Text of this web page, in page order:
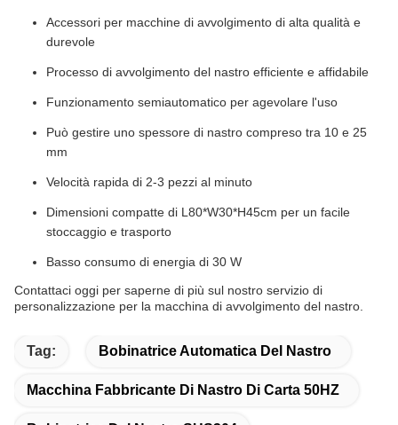
Accessori per macchine di avvolgimento di alta qualità e
durevole
Processo di avvolgimento del nastro efficiente e affidabile
Funzionamento semiautomatico per agevolare l'uso
Può gestire uno spessore di nastro compreso tra 10 e 25
mm
Velocità rapida di 2-3 pezzi al minuto
Dimensioni compatte di L80*W30*H45cm per un facile
stoccaggio e trasporto
Basso consumo di energia di 30 W
Contattaci oggi per saperne di più sul nostro servizio di
personalizzazione per la macchina di avvolgimento del nastro.
Tag: Bobinatrice Automatica Del Nastro
Macchina Fabbricante Di Nastro Di Carta 50HZ